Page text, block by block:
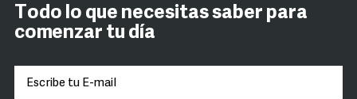
Todo lo que necesitas saber para
comenzar tu día